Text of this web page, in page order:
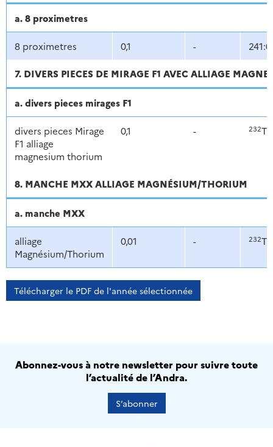
a. 8 proximetres
8 proximetres 0,1 -
7. DIVERS PIECES DE MIRAGE F1 AVEC ALLIAGE
a. divers pieces mirages F1
divers pieces Mirage
F1 alliage
magnesium thorium
0,1 - 232Th
8. MANCHE MXX ALLIAGE MAGNÉSIUM/THORIUM
a. manche MXX
alliage
Magnésium/Thorium
0,01 - 232Th
Télécharger le PDF de l'année sélectionnée
Abonnez-vous à notre newsletter pour suivre toute
l’actualité de l’Andra.
S’abonner